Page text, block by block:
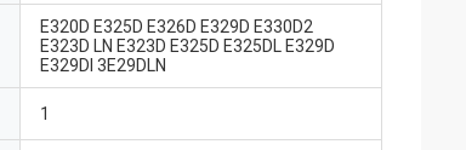
E320D E325D E326D E329D E330D2
E323D LN E323D E325D E325DL E329D
E329DI 3E29DLN
1